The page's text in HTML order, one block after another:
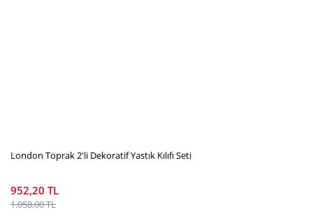
London Toprak 2'li Dekoratif Yastık Kılıfı Seti
952,20 TL
1.058,00 TL